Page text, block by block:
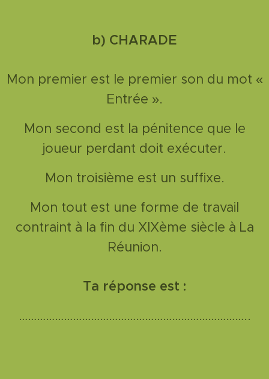
b) CHARADE
Mon premier est le premier son du mot «
Entrée ».
Mon second est la pénitence que le
joueur perdant doit exécuter.
Mon troisième est un suffixe.
Mon tout est une forme de travail
contraint à la fin du XIXème siècle à La
Réunion.
Ta réponse est :
…………………………………………………………………..